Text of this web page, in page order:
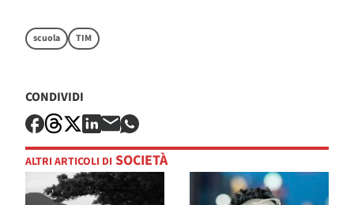
scuola TIM
CONDIVIDI
ALTRI ARTICOLI DI SOCIETÀ